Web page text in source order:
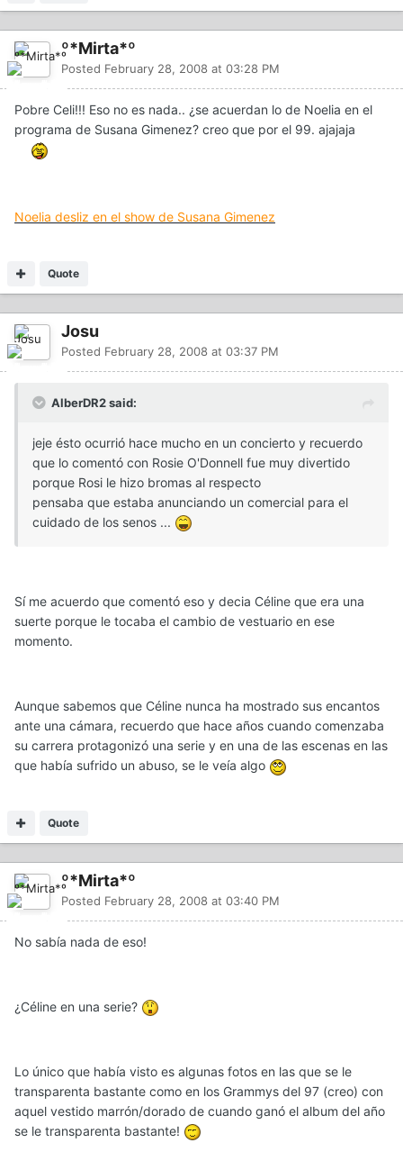
º*Mirta*º
Posted February 28, 2008 at 03:28 PM
Pobre Celi!!! Eso no es nada.. ¿se acuerdan lo de Noelia en el
programa de Susana Gimenez? creo que por el 99. ajajaja
Noelia desliz en el show de Susana Gimenez
Quote
Josu
Posted February 28, 2008 at 03:37 PM
AlberDR2 said:
jeje ésto ocurrió hace mucho en un concierto y recuerdo
que lo comentó con Rosie O'Donnell fue muy divertido
porque Rosi le hizo bromas al respecto
pensaba que estaba anunciando un comercial para el
cuidado de los senos ...
Sí me acuerdo que comentó eso y decia Céline que era una
suerte porque le tocaba el cambio de vestuario en ese
momento.
Aunque sabemos que Céline nunca ha mostrado sus encantos
ante una cámara, recuerdo que hace años cuando comenzaba
su carrera protagonizó una serie y en una de las escenas en las
que había sufrido un abuso, se le veía algo
Quote
º*Mirta*º
Posted February 28, 2008 at 03:40 PM
No sabía nada de eso!
¿Céline en una serie?
Lo único que había visto es algunas fotos en las que se le
transparenta bastante como en los Grammys del 97 (creo) con
aquel vestido marrón/dorado de cuando ganó el album del año
se le transparenta bastante!